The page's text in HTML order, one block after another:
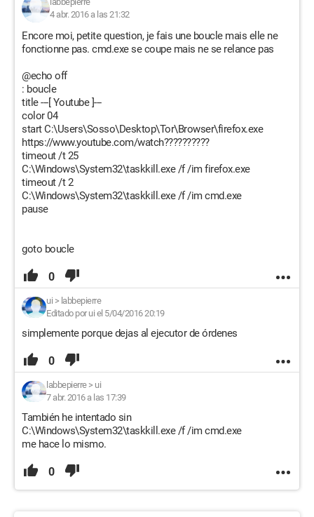
4 abr. 2016 a las 21:32
Encore moi, petite question, je fais une boucle mais elle ne
fonctionne pas. cmd.exe se coupe mais ne se relance pas
@echo off
: boucle
title ---[ Youtube ]---
color 04
start C:\Users\Sosso\Desktop\Tor\Browser\firefox.exe
https://www.youtube.com/watch??????????
timeout /t 25
C:\Windows\System32\taskkill.exe /f /im firefox.exe
timeout /t 2
C:\Windows\System32\taskkill.exe /f /im cmd.exe
pause
goto boucle
0
ui > labbepierre
Editado por ui el 5/04/2016 20:19
simplemente porque dejas al ejecutor de órdenes
0
labbepierre> ui
7 abr. 2016 a las 17:39
También he intentado sin
C:\Windows\System32\taskkill.exe /f /im cmd.exe
me hace lo mismo.
0